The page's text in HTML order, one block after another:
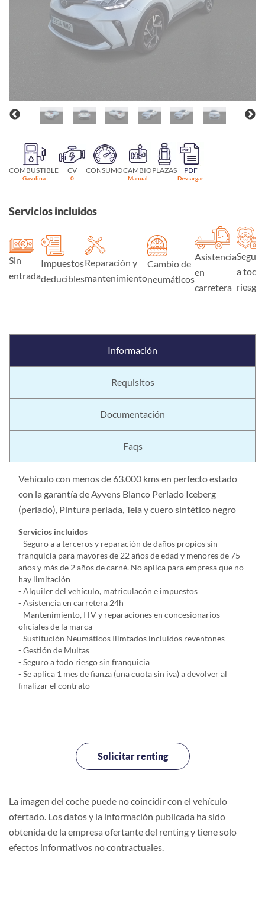
COMBUSTIBLE
Gasolina
CV
0
CONSUMOCAMBIO
Manual
PLAZAS PDF
Descargar
Servicios incluidos
Sin
entrada
Impuestos
deducibles
Reparación y
mantenimiento
Cambio de
neumáticos
Asistencia
en
carretera
Seguro
a todo
riesgo
Información
Requisitos
Documentación
Faqs
Vehículo con menos de 63.000 kms en perfecto estado
con la garantía de Ayvens Blanco Perlado Iceberg
(perlado), Pintura perlada, Tela y cuero sintético negro
Servicios incluidos
- Seguro a a terceros y reparación de daños propios sin
franquicia para mayores de 22 años de edad y menores de 75
años y más de 2 años de carné. No aplica para empresa que no
hay limitación
- Alquiler del vehí­culo, matriculacón e impuestos
- Asistencia en carretera 24h
- Mantenimiento, ITV y reparaciones en concesionarios
oficiales de la marca
- Sustitución Neumáticos Ilimtados incluidos reventones
- Gestión de Multas
- Seguro a todo riesgo sin franquicia
- Se aplica 1 mes de fianza (una cuota sin iva) a devolver al
finalizar el contrato
Solicitar renting
La imagen del coche puede no coincidir con el vehículo
ofertado. Los datos y la información publicada ha sido
obtenida de la empresa ofertante del renting y tiene solo
efectos informativos no contractuales.